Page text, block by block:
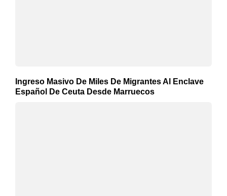
Ingreso Masivo De Miles De Migrantes Al Enclave
Español De Ceuta Desde Marruecos